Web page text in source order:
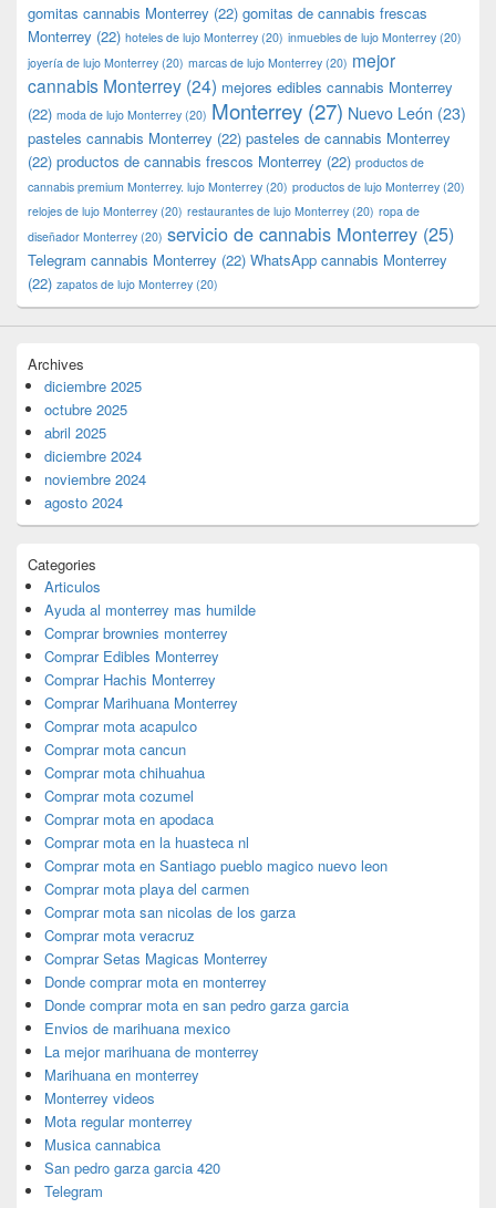
gomitas cannabis Monterrey (22) gomitas de cannabis frescas
Monterrey (22) hoteles de lujo Monterrey (20) inmuebles de lujo Monterrey (20)
joyería de lujo Monterrey (20) marcas de lujo Monterrey (20) mejor
cannabis Monterrey (24) mejores edibles cannabis Monterrey
(22) moda de lujo Monterrey (20) Monterrey (27) Nuevo León (23)
pasteles cannabis Monterrey (22) pasteles de cannabis Monterrey
(22) productos de cannabis frescos Monterrey (22) productos de
cannabis premium Monterrey. lujo Monterrey (20) productos de lujo Monterrey (20)
relojes de lujo Monterrey (20) restaurantes de lujo Monterrey (20) ropa de
diseñador Monterrey (20) servicio de cannabis Monterrey (25)
Telegram cannabis Monterrey (22) WhatsApp cannabis Monterrey
(22) zapatos de lujo Monterrey (20)
Archives
diciembre 2025
octubre 2025
abril 2025
diciembre 2024
noviembre 2024
agosto 2024
Categories
Articulos
Ayuda al monterrey mas humilde
Comprar brownies monterrey
Comprar Edibles Monterrey
Comprar Hachis Monterrey
Comprar Marihuana Monterrey
Comprar mota acapulco
Comprar mota cancun
Comprar mota chihuahua
Comprar mota cozumel
Comprar mota en apodaca
Comprar mota en la huasteca nl
Comprar mota en Santiago pueblo magico nuevo leon
Comprar mota playa del carmen
Comprar mota san nicolas de los garza
Comprar mota veracruz
Comprar Setas Magicas Monterrey
Donde comprar mota en monterrey
Donde comprar mota en san pedro garza garcia
Envios de marihuana mexico
La mejor marihuana de monterrey
Marihuana en monterrey
Monterrey videos
Mota regular monterrey
Musica cannabica
San pedro garza garcia 420
Telegram